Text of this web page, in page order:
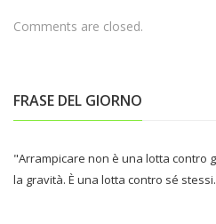
Comments are closed.
FRASE DEL GIORNO
"Arrampicare non è una lotta contro
la gravità. È una lotta contro sé